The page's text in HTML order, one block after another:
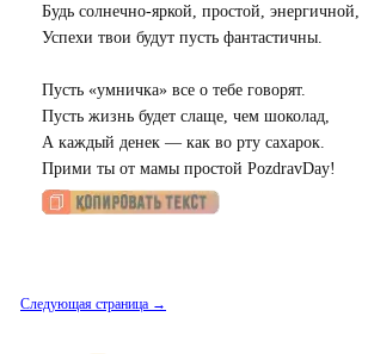
Будь солнечно-яркой, простой, энергичной,
Успехи твои будут пусть фантастичны.
Пусть «умничка» все о тебе говорят.
Пусть жизнь будет слаще, чем шоколад,
А каждый денек — как во рту сахарок.
Прими ты от мамы простой PozdravDay!
Следующая страница →